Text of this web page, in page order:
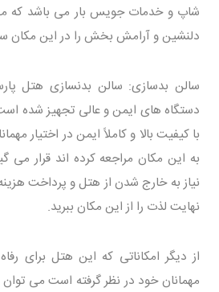
شاپ و خدمات جویس بار می باشد که
دلنشین و آرامش بخش را در این مکان
سالن بدسازی: سالن بدنسازی هتل
دستگاه های ایمن و عالی تجهیز شده
با کیفیت بالا و کاملاً ایمن در اختیار
به این مکان مراجعه کرده اند قرار می
نیاز به خارج شدن از هتل و پرداخت
نهایت لذت را از این مکان ببرید.
از دیگر امکاناتی که این هتل برای
مهمانان خود در نظر گرفته است می